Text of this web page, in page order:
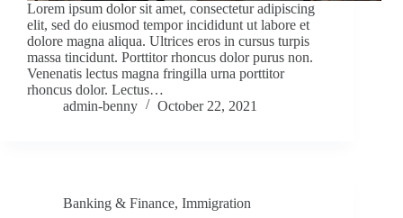
Lorem ipsum dolor sit amet, consectetur adipiscing
elit, sed do eiusmod tempor incididunt ut labore et
dolore magna aliqua. Ultrices eros in cursus turpis
massa tincidunt. Porttitor rhoncus dolor purus non.
Venenatis lectus magna fringilla urna porttitor
rhoncus dolor. Lectus…
admin-benny
October 22, 2021
Banking & Finance, Immigration